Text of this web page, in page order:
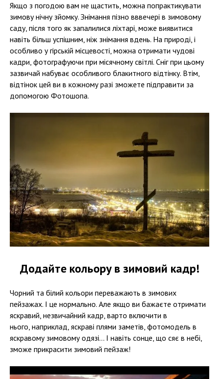
Якщо з погодою вам не щастить, можна попрактикувати
зимову нічну зйомку. Знімання пізно вввечері в зимовому
саду, після того як запалилися ліхтарі, може виявитися
навіть більш успішним, ніж знімання вдень. На природі, і
особливо у гірській місцевості, можна отримати чудові
кадри, фотографуючи при місячному світлі. Сніг при цьому
зазвичай набуває особливого блакитного відтінку. Втім,
відтінок цей ви в кожному разі зможете підправити за
допомогою Фотошопа.
Додайте кольору в зимовий кадр!
Чорний та білий кольори переважають в зимових
пейзажах. І це нормально. Але якщо ви бажаєте отримати
яскравий, незвичайний кадр, варто включити в
нього, наприклад, яскраві плями заметів, фотомодель в
яскравому зимовому одязі... І навіть сонце, що сяє в небі,
зможе прикрасити зимовий пейзаж!